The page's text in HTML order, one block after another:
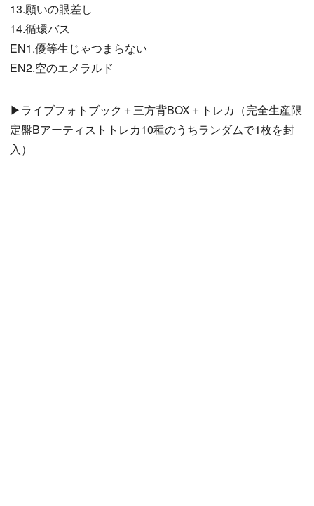
13.願いの眼差し
14.循環バス
EN1.優等生じゃつまらない
EN2.空のエメラルド
▶ライブフォトブック＋三方背BOX＋トレカ（完全生産限
定盤Bアーティストトレカ10種のうちランダムで1枚を封
入）